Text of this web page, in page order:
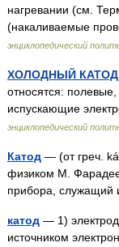
нагревании (см.
(накаливаемые
энциклопедический
ХОЛОДНЫЙ КАТОД
относятся:
испускающие
энциклопедический
Катод — (от греч.
физиком М.
прибора, служащий
катод — 1)
источником